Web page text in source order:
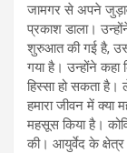
जामगर से अपने
प्रकाश डाला।
शुरुआत की गई है, उसमें
गया है। उन्होंने कहा
हिस्सा हो सकता है।
हमारा जीवन में क्या
महसूस किया है।
की। आयुर्वेद के